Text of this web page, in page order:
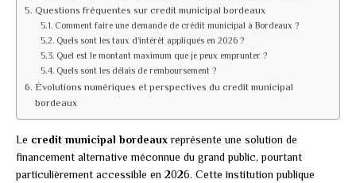
Questions fréquentes sur credit municipal bordeaux
Comment faire une demande de crédit municipal à Bordeaux ?
Quels sont les taux d’intérêt appliqués en 2026 ?
Quel est le montant maximum que je peux emprunter ?
Quels sont les délais de remboursement ?
Évolutions numériques et perspectives du credit municipal
bordeaux
Le credit municipal bordeauxreprésente une solution de
financement alternative méconnue du grand public, pourtant
particulièrement accessible en 2026. Cette institution publique